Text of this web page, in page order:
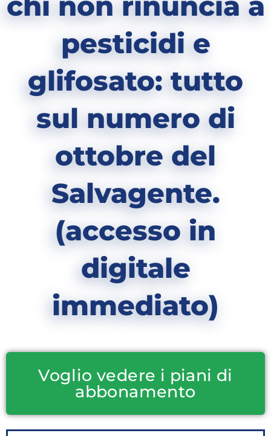
pesticidi e
glifosato: tutto
sul numero di
ottobre del
Salvagente.
(accesso in
digitale
immediato)
Voglio vedere i piani di
abbonamento